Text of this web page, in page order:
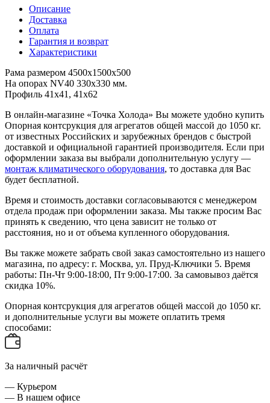
Описание
Доставка
Оплата
Гарантия и возврат
Характеристики
Рама размером 4500х1500х500
На опорах NV40 330х330 мм.
Профиль 41х41, 41х62
В онлайн-магазине «Точка Холода» Вы можете удобно купить
Опорная контсрукция для агрегатов общей массой до 1050 кг.
от известных Российских и зарубежных брендов с быстрой
доставкой и официальной гарантией производителя. Если при
оформлении заказа вы выбрали дополнительную услугу —
монтаж климатического оборудования, то доставка для Вас
будет бесплатной.
Время и стоимость доставки согласовываются с менеджером
отдела продаж при оформлении заказа. Мы также просим Вас
принять к сведению, что цена зависит не только от
расстояния, но и от объема купленного оборудования.
Вы также можете забрать свой заказ самостоятельно из нашего
магазина, по адресу: г. Москва, ул. Пруд-Ключики 5. Время
работы: Пн-Чт 9:00-18:00, Пт 9:00-17:00. За самовывоз даётся
скидка 10%.
Опорная контсрукция для агрегатов общей массой до 1050 кг.
и дополнительные услуги вы можете оплатить тремя
способами:
За наличный расчёт
— Курьером
— В нашем офисе